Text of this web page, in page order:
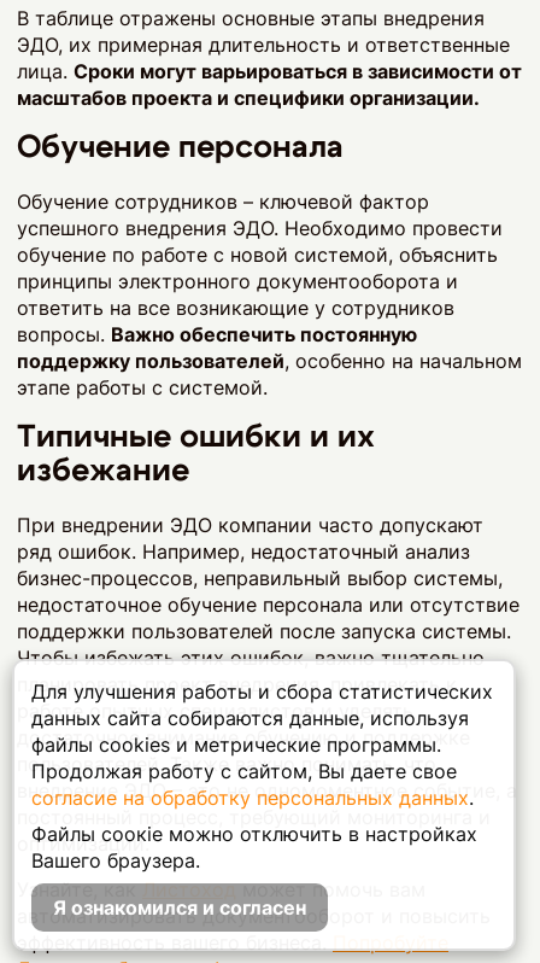
В таблице отражены основные этапы внедрения
ЭДО, их примерная длительность и ответственные
лица. Сроки могут варьироваться в зависимости от
масштабов проекта и специфики организации.
Обучение персонала
Обучение сотрудников – ключевой фактор
успешного внедрения ЭДО. Необходимо провести
обучение по работе с новой системой, объяснить
принципы электронного документооборота и
ответить на все возникающие у сотрудников
вопросы. Важно обеспечить постоянную
поддержку пользователей, особенно на начальном
этапе работы с системой.
Типичные ошибки и их
избежание
При внедрении ЭДО компании часто допускают
ряд ошибок. Например, недостаточный анализ
бизнес-процессов, неправильный выбор системы,
недостаточное обучение персонала или отсутствие
поддержки пользователей после запуска системы.
Чтобы избежать этих ошибок, важно тщательно
планировать проект внедрения, привлекать к
работе опытных специалистов и уделять
достаточное внимание обучению и поддержке
пользователей. Также важно понимать, что
внедрение ЭДО – это не одномоментное событие, а
постоянный процесс, требующий мониторинга и
оптимизации.
Узнайте, какЛистоходможет помочь вам
автоматизировать документооборот и повысить
эффективность вашего бизнеса.
Для улучшения работы и сбора статистических
данных сайта собираются данные, используя
файлы cookies и метрические программы.
Продолжая работу с сайтом, Вы даете свое
согласие на обработку персональных данных.
Файлы соокіе можно отключить в настройках
Вашего браузера.
Я ознакомился и согласен